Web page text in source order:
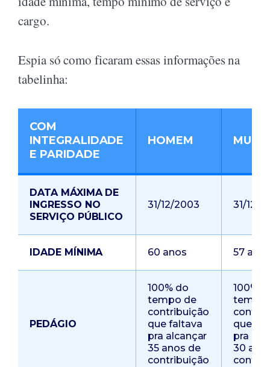
cargo.
Espia só como ficaram essas informações na
tabelinha:
COM
INTEGRALIDADE
E PARIDADE
HOMEM
DATA MÁXIMA DE
INGRESSO NO
SERVIÇO PÚBLICO
31/12/2003 31/12/
IDADE MÍNIMA 60 anos 57
PEDÁGIO
100% do
tempo de
contribuição
que faltava
pra alcançar
35 anos de
contribuição
100%
tempo
que
pra
30